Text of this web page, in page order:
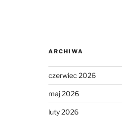
ARCHIWA
czerwiec 2026
maj 2026
luty 2026